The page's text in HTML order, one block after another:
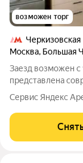
возможен торг
Черкизовская
Москва, Большая
Заезд возможен
представлена
расположенная
обеспечивает
Удобства:
Сервис Яндекс